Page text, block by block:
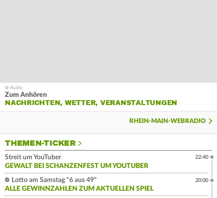
Zum Anhören
NACHRICHTEN, WETTER, VERANSTALTUNGEN
RHEIN-MAIN-WEBRADIO
THEMEN-TICKER
Streit um YouTuber
GEWALT BEI SCHANZENFEST UM YOUTUBER
22:40
Lotto am Samstag "6 aus 49"
ALLE GEWINNZAHLEN ZUM AKTUELLEN SPIEL
20:00